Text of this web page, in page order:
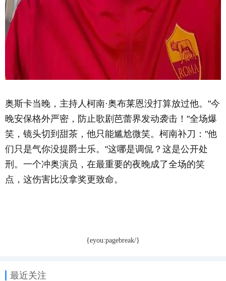
奥斯卡当晚，主持人柯南·奥布莱恩没打算放过他。"今
晚安保格外严密，防止歌剧芭蕾界发动袭击！"全场爆
笑，镜头切到甜茶，他只能尴尬微笑。柯南补刀："他
们只是气你没提爵士乐。"这哪是调侃？这是公开处
刑。一个冲奥演员，在最重要的夜晚成了全场的笑
点，这伤害比没拿奖更致命。
{eyou:pagebreak/}
最近关注